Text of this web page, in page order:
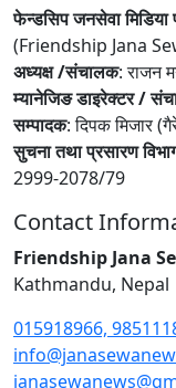
फेन्डसिप जनसेवा मिडिया
(Friendship Jana
अध्यक्ष /संचालक: राजन
म्यानेजिङ डाइरेक्टर /
सम्पादक: दिपक मिजार
सुचना तथा प्रसारण
2999-2078/79
Contact
Friendship Jana
Kathmandu, Nepal
015918966,